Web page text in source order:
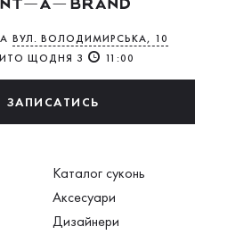
ВУЛ. ВОЛОДИМИРСЬКА, 10
ЩОДНЯ З
11:00
ЗАПИСАТИСЬ
Каталог суконь
Аксесуари
Дизайнери